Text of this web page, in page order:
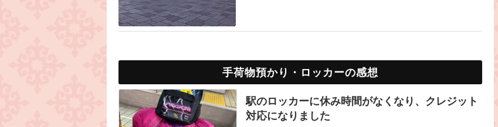
手荷物預かり・ロッカーの感想
駅のロッカーに休み時間がなくなり、クレジット
対応になりました